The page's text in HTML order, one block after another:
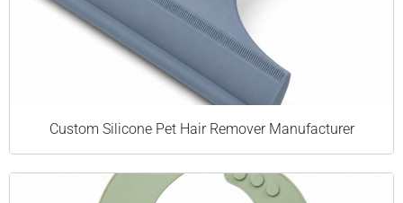
Custom Silicone Pet Hair Remover Manufacturer